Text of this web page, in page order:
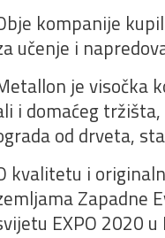
kompanije
učenje i
je visočka
i domaćeg
od drveta,
kvalitetu i
Zapadne
EXPO 2020